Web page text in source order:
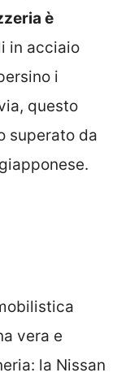
è
in acciaio
i
questo
superato da
vera e
la Nissan